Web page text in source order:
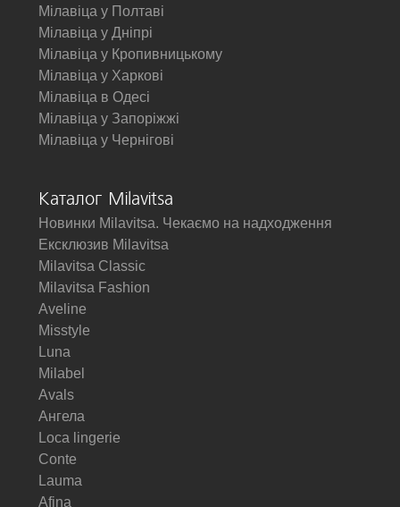
Мілавіца у Полтаві
Мілавіца у Дніпрі
Мілавіца у Кропивницькому
Мілавіца у Харкові
Мілавіца в Одесі
Мілавіца у Запоріжжі
Мілавіца у Чернігові
Каталог Milavitsa
Новинки Milavitsa. Чекаємо на надходження
Ексклюзив Milavitsa
Milavitsa Classic
Milavitsa Fashion
Aveline
Misstyle
Luna
Milabel
Avals
Ангела
Loca lingerie
Conte
Lauma
Afina